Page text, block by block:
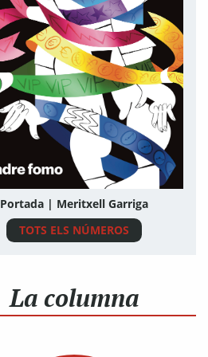
Portada | Meritxell Garriga
TOTS ELS NÚMEROS
La columna